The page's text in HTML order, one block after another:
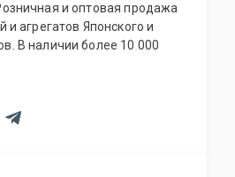
и оптовая продажа
и агрегатов Японского и
В наличии более 10 000